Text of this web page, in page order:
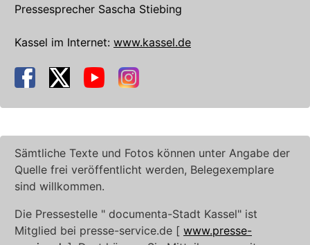
Pressesprecher Sascha Stiebing
Kassel im Internet: www.kassel.de
Sämtliche Texte und Fotos können unter Angabe der
Quelle frei veröffentlicht werden, Belegexemplare
sind willkommen.
Die Pressestelle " documenta-Stadt Kassel" ist
Mitglied bei presse-service.de [ www.presse-